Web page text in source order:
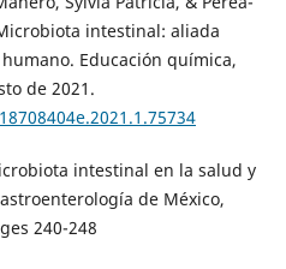
intestinal: aliada
Educación química,
de 2021.
intestinal en la salud y
de México,
240-248